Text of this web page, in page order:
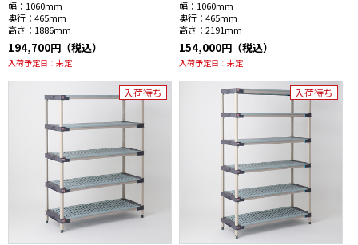
幅： 1060mm
奥行： 465mm
高さ： 1886mm
194,700円（税込）
入荷予定日： 未定
幅： 1060mm
奥行： 465mm
高さ： 2191mm
154,000円（税込）
入荷予定日： 未定
入荷待ち 入荷待ち